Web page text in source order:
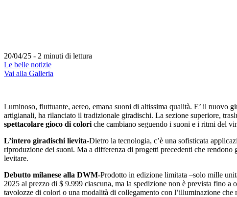
20/04/25 - 2 minuti di lettura
Le belle notizie
Vai alla Galleria
Luminoso, fluttuante, aereo, emana suoni di altissima qualità. E’ il nuovo
artigianali, ha rilanciato il tradizionale giradischi. La sezione superiore,
spettacolare gioco di colori che cambiano seguendo i suoni e i ritmi del
L’intero giradischi lievita-Dietro la tecnologia, c’è una sofisticata
riproduzione dei suoni. Ma a differenza di progetti precedenti che
levitare.
Debutto milanese alla DWM-Prodotto in edizione limitata –solo mille
2025 al prezzo di $ 9.999 ciascuna, ma la spedizione non è prevista fino a
tavolozze di colori o una modalità di collegamento con l’illuminazione